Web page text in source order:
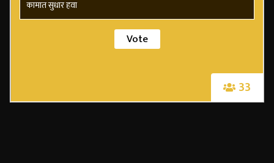
33
कामात सुधार हवा